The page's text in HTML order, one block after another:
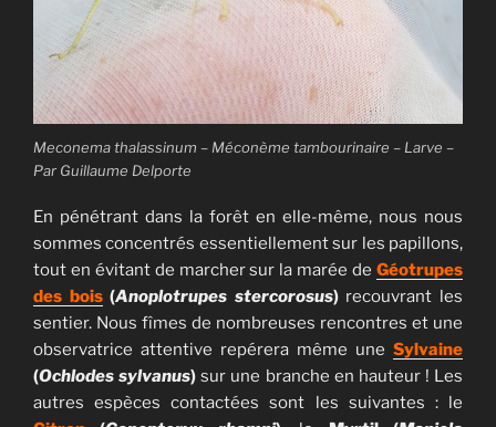
Meconemathalassinum – Méconème tambourinaire – Larve –
Par Guillaume Delporte
En pénétrant dans la forêt en elle-même, nous nous
sommes concentrés essentiellement sur les papillons,
tout en évitant de marcher sur la marée de Géotrupes
des bois(Anoplotrupes stercorosus)recouvrant les
sentier. Nous fîmes de nombreuses rencontres et une
observatrice attentive repérera même une Sylvaine
(Ochlodes sylvanus) sur une branche en hauteur ! Les
autres espèces contactées sont les suivantes : le